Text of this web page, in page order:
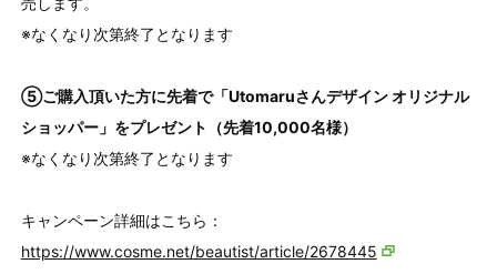
※なくなり次第終了となります
⑤ご購入頂いた方に先着で「Utomaruさんデザイン オリジナル
ショッパー」をプレゼント（先着10,000名様）
※なくなり次第終了となります
キャンペーン詳細はこちら：
https://www.cosme.net/beautist/article/2678445